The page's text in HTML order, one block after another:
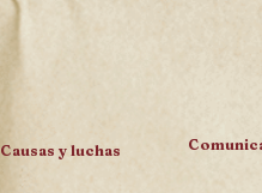
Causas y luchas